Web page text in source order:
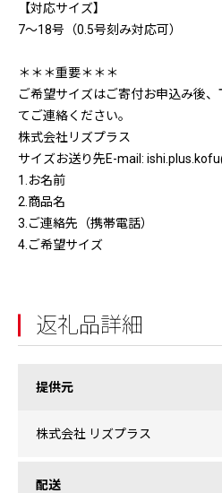
【対応サイズ】
7～18号（0.5号刻み対応可）
＊＊＊重要＊＊＊
ご希望サイズはご寄付お申込み後
てご連絡ください。
株式会社リズプラス
サイズお送り先E-mail:
1.お名前
2.商品名
3.ご連絡先（携帯電話）
4.ご希望サイズ
返礼品詳細
提供元
株式会社 リズプラス
配送